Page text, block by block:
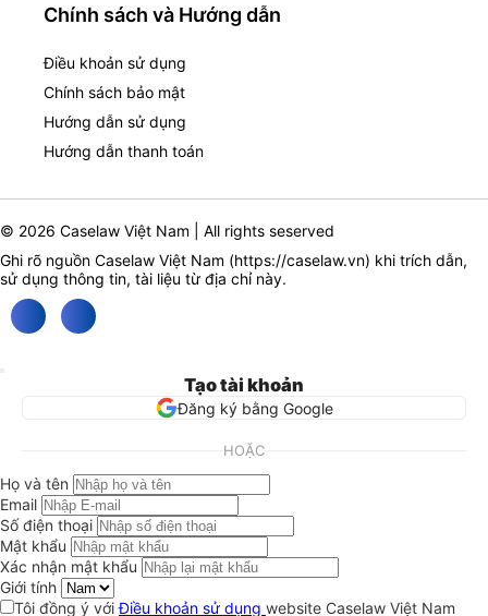
Chính sách và Hướng dẫn
Điều khoản sử dụng
Chính sách bảo mật
Hướng dẫn sử dụng
Hướng dẫn thanh toán
© 2026 Caselaw Việt Nam | All rights seserved
Ghi rõ nguồn Caselaw Việt Nam (https://caselaw.vn) khi trích dẫn,
sử dụng thông tin, tài liệu từ địa chỉ này.
Tạo tài khoản
Đăng ký bằng Google
HOẶC
Họ và tên
Email
Số điện thoại
Mật khẩu
Xác nhận mật khẩu
Giới tính
Tôi đồng ý vớiĐiều khoản sử dụng website Caselaw Việt Nam